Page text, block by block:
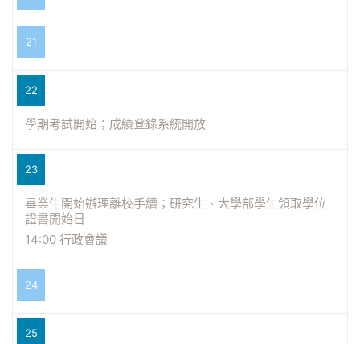
21
22
學期考試開始；成績登錄系統開放
23
畢業生開始辦理離校手續；研究生、大學部學生領取學位
證書開始日
14:00 行政會議
24
25